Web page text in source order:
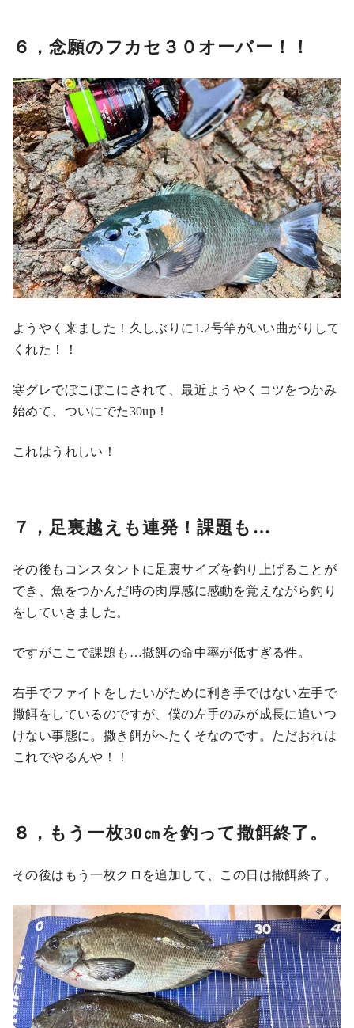
６，念願のフカセ３０オーバー！！
ようやく来ました！久しぶりに1.2号竿がいい曲がりして
くれた！！
寒グレでぼこぼこにされて、最近ようやくコツをつかみ
始めて、ついにでた30up！
これはうれしい！
７，足裏越えも連発！課題も…
その後もコンスタントに足裏サイズを釣り上げることが
でき、魚をつかんだ時の肉厚感に感動を覚えながら釣り
をしていきました。
ですがここで課題も…撒餌の命中率が低すぎる件。
右手でファイトをしたいがために利き手ではない左手で
撒餌をしているのですが、僕の左手のみが成長に追いつ
けない事態に。撒き餌がへたくそなのです。ただおれは
これでやるんや！！
８，もう一枚30㎝を釣って撒餌終了。
その後はもう一枚クロを追加して、この日は撒餌終了。